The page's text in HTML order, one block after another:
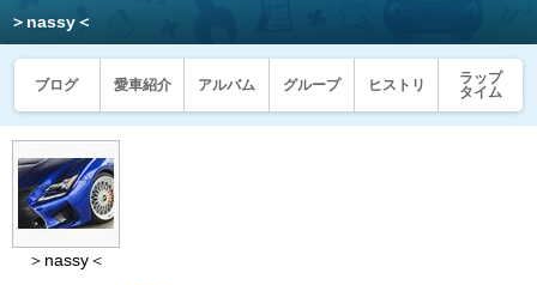
＞nassy＜
ブログ 愛車紹介 アルバム グループ ヒストリ
ラップ
タイム
＞nassy＜